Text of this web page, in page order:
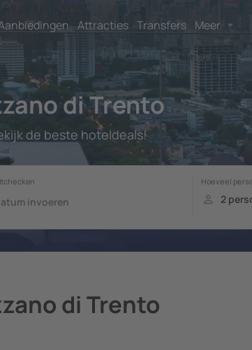
Attracties Transfers Meer
di Trento
de beste hoteldeals!
di Trento